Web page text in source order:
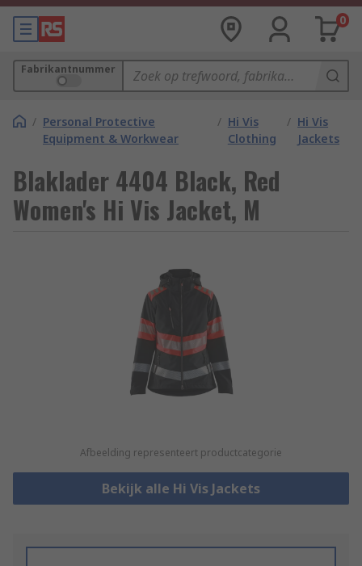
0
Fabrikantnummer
/ Personal Protective
Equipment & Workwear
/ Hi Vis
Clothing
/ Hi Vis
Jackets
Blaklader 4404 Black, Red
Women's Hi Vis Jacket, M
Afbeelding representeert productcategorie
Bekijk alle Hi Vis Jackets